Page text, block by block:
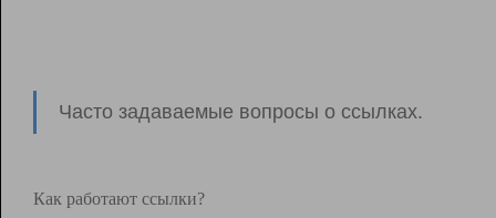
Часто задаваемые вопросы о ссылках.
Как работают ссылки?